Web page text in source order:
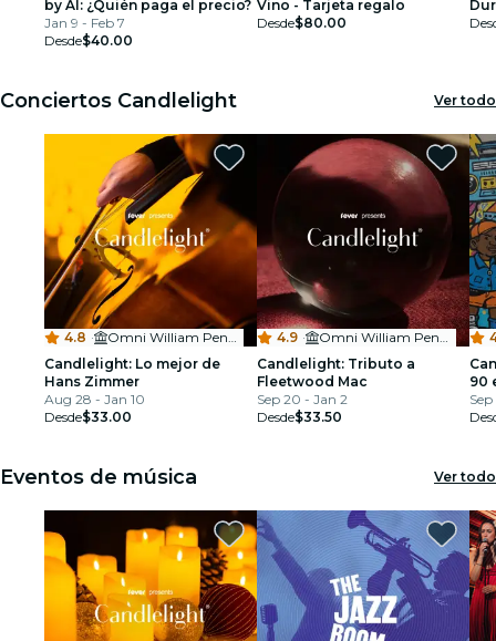
by AI: ¿Quién paga el precio?
Jan 9 - Feb 7
Desde$40.00
Vino - Tarjeta regalo
Desde$80.00
Conciertos Candlelight Ver todo
4.8 ·
Omni William Penn Hotel
Candlelight: Lo mejor de
Hans Zimmer
Aug 28 - Jan 10
Desde$33.00
4.9 ·
Omni William Penn Hotel
Candlelight: Tributo a
Fleetwood Mac
Sep 20 - Jan 2
Desde$33.50
90
Eventos de música Ver todo